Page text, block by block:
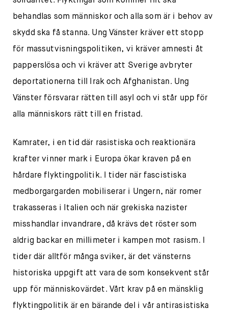
behandlas som människor och alla som är i behov av
skydd ska få stanna. Ung Vänster kräver ett stopp
för massutvisningspolitiken, vi kräver amnesti åt
papperslösa och vi kräver att Sverige avbryter
deportationerna till Irak och Afghanistan. Ung
Vänster försvarar rätten till asyl och vi står upp för
alla människors rätt till en fristad.
Kamrater, i en tid där rasistiska och reaktionära
krafter vinner mark i Europa ökar kraven på en
hårdare flyktingpolitik. I tider när fascistiska
medborgargarden mobiliserar i Ungern, när romer
trakasseras i Italien och när grekiska nazister
misshandlar invandrare, då krävs det röster som
aldrig backar en millimeter i kampen mot rasism. I
tider där alltför många sviker, är det vänsterns
historiska uppgift att vara de som konsekvent står
upp för människovärdet. Vårt krav på en mänsklig
flyktingpolitik är en bärande del i vår antirasistiska